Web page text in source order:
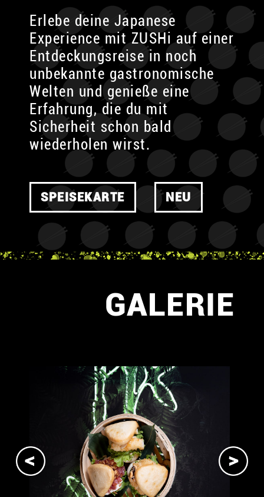
Erlebe deine Japanese
Experience mit ZUSHi auf einer
Entdeckungsreise in noch
unbekannte gastronomische
Welten und genieße eine
Erfahrung, die du mit
Sicherheit schon bald
wiederholen wirst.
SPEISEKARTE NEU
GALERIE